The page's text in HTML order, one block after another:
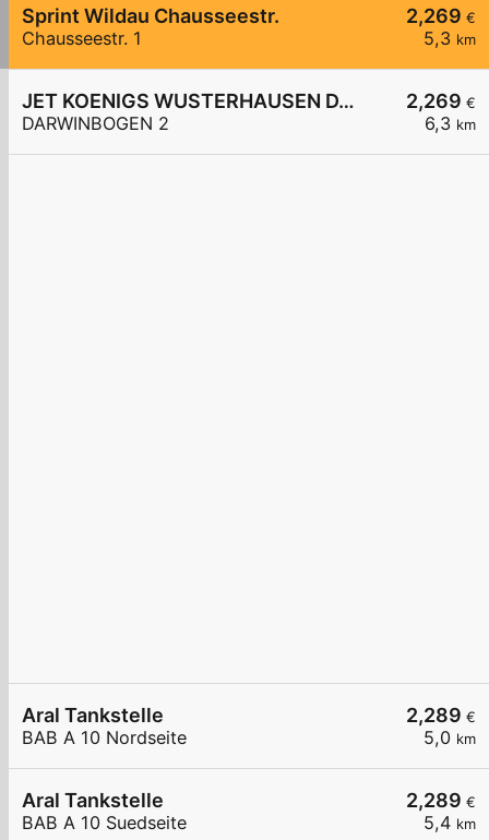
2,269 €
5,3 km
Sprint Wildau Chausseestr.
Chausseestr. 1
2,269 €
6,3 km
JET KOENIGS WUSTERHAUSEN DARWINBOGEN 2
DARWINBOGEN 2
2,289 €
5,0 km
Aral Tankstelle
BAB A 10 Nordseite
2,289 €
5,4 km
Aral Tankstelle
BAB A 10 Suedseite